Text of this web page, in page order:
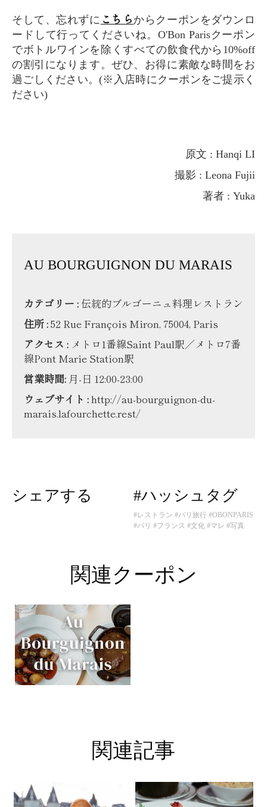
そして、忘れずに こちら からクーポンをダウンロ
ードして行ってくださいね。O'Bon Parisクーポン
でボトルワインを除くすべての飲食代から10%off
の割引になります。ぜひ、お得に素敵な時間をお
過ごしください。(※入店時にクーポンをご提示く
ださい)
原文 : Hanqi LI
撮影 : Leona Fujii
著者 : Yuka
AU BOURGUIGNON DU MARAIS
カテゴリー : 伝統的ブルゴーニュ料理レストラン
住所 :52 Rue François Miron, 75004, Paris
アクセス : メトロ1番線Saint Paul駅／メトロ7番
線Pont Marie Station駅
営業時間: 月-日 12:00-23:00
ウェブサイト :http://au-bourguignon-du-
marais.lafourchette.rest/
シェアする #ハッシュタグ
#レストラン #パリ旅行 #OBONPARIS
#パリ #フランス #文化 #マレ #写真
関連クーポン
関連記事